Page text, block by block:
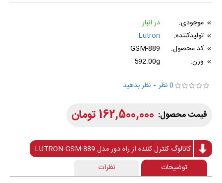
موجودی:
در انبار
تولیدکننده:
Lutron
کد محصول:
GSM-889
وزن:
592.00g
0 نظر
- نظر بدهید
162,500,000 تومان
کاتالوگ کنترل کننده از راه دور مدل LUTRON-GSM-889
توضیحات
نظرات